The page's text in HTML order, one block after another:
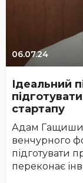
06.07.24
Ідеальний
стартапу
Адам
венчурного
підготувати
переконає